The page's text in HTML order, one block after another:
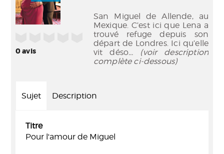
0avis
San Miguel de Allende, au
Mexique. C’est ici que Lena a
trouvé refuge depuis son
départ de Londres. Ici qu’elle
vit déso... (voir description
complète ci-dessous)
Sujet Description
Titre
Pour l'amour de Miguel